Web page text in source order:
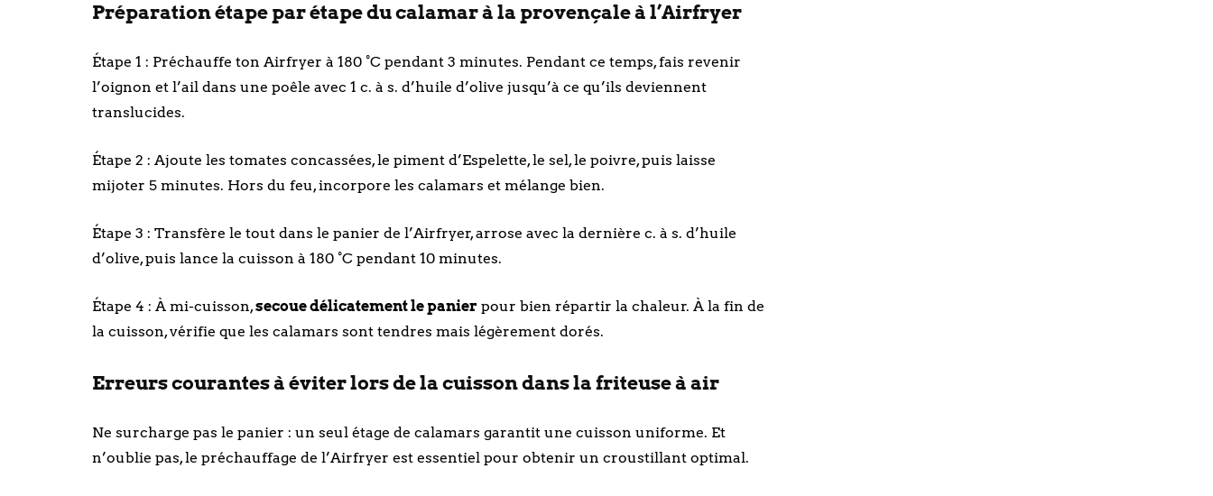
Préparation étape par étape du calamar à la provençale à l’Airfryer
Étape 1 : Préchauffe ton Airfryer à 180 °C pendant 3 minutes. Pendant ce temps, fais revenir
l’oignon et l’ail dans une poêle avec 1 c. à s. d’huile d’olive jusqu’à ce qu’ils deviennent
translucides.
Étape 2 : Ajoute les tomates concassées, le piment d’Espelette, le sel, le poivre, puis laisse
mijoter 5 minutes. Hors du feu, incorpore les calamars et mélange bien.
Étape 3 : Transfère le tout dans le panier de l’Airfryer, arrose avec la dernière c. à s. d’huile
d’olive, puis lance la cuisson à 180 °C pendant 10 minutes.
Étape 4 : À mi-cuisson,secoue délicatement le panier pour bien répartir la chaleur. À la fin de
la cuisson, vérifie que les calamars sont tendres mais légèrement dorés.
Erreurs courantes à éviter lors de la cuisson dans la friteuse à air
Ne surcharge pas le panier : un seul étage de calamars garantit une cuisson uniforme. Et
n’oublie pas, le préchauffage de l’Airfryer est essentiel pour obtenir un croustillant optimal.